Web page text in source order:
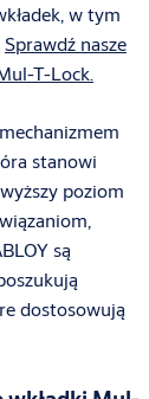
w tym
Sprawdź nasze
T-Lock.
stanowi
poziom
są
dostosowują